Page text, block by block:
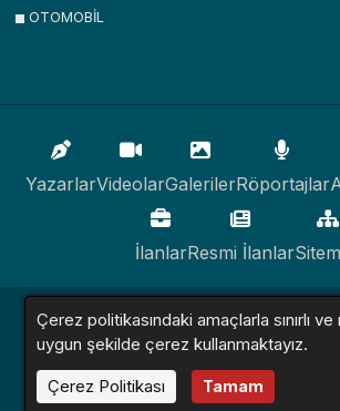
OTOMOBİL
YazarlarVideolarGalerilerRöportajlar
İlanlarResmi İlanlar
Haber Sitesi © 2016 - 2024. Tüm
Altyapı:Haber Yazılımı
Çerez politikasındaki amaçlarla sınırlı
uygun şekilde çerez kullanmaktayız.
Çerez Politikası
Tamam